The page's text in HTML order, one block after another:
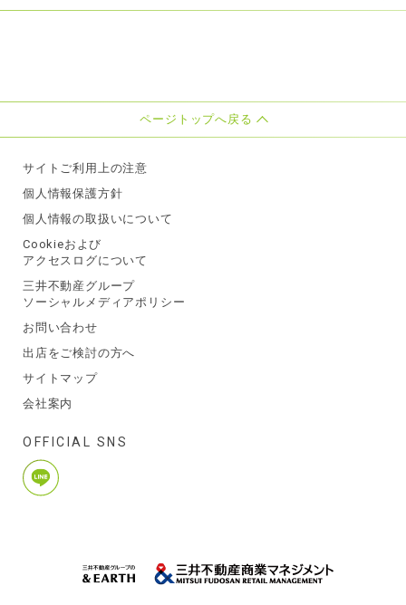
ページトップへ戻る
サイトご利用上の注意
個人情報保護方針
個人情報の取扱いについて
Cookieおよび
アクセスログについて
三井不動産グループ
ソーシャルメディアポリシー
お問い合わせ
出店をご検討の方へ
サイトマップ
会社案内
OFFICIAL SNS